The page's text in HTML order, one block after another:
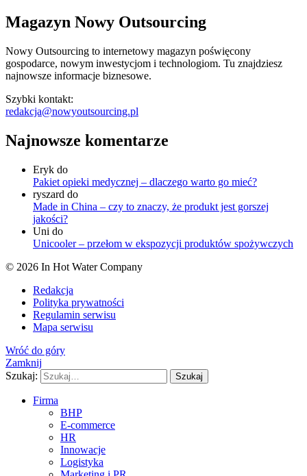
Magazyn Nowy Outsourcing
Nowy Outsourcing to internetowy magazyn poświęcony
gospodarce, nowym inwestycjom i technologiom. Tu znajdziesz
najnowsze informacje biznesowe.
Szybki kontakt:
redakcja@nowyoutsourcing.pl
Najnowsze komentarze
Eryk do
Pakiet opieki medycznej – dlaczego warto go mieć?
ryszard do
Made in China – czy to znaczy, że produkt jest gorszej
jakości?
Uni do
Unicooler – przełom w ekspozycji produktów spożywczych
© 2026 In Hot Water Company
Redakcja
Polityka prywatności
Regulamin serwisu
Mapa serwisu
Wróć do góry
Zamknij
Szukaj:
Szukaj
Firma
BHP
E-commerce
HR
Innowacje
Logistyka